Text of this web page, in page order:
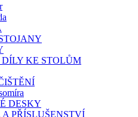
KE STOLŮM
DESKY
PŘÍSLUŠENSTVÍ